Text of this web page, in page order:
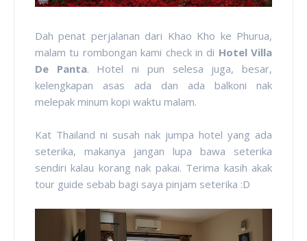
Dah penat perjalanan dari Khao Kho ke Phurua,
malam tu rombongan kami check in di Hotel Villa
De Panta. Hotel ni pun selesa juga, besar,
kelengkapan asas ada dan ada balkoni nak
melepak minum kopi waktu malam.
Kat Thailand ni susah nak jumpa hotel yang ada
seterika, makanya jangan lupa bawa seterika
sendiri kalau korang nak pakai. Terima kasih akak
tour guide sebab bagi saya pinjam seterika :D